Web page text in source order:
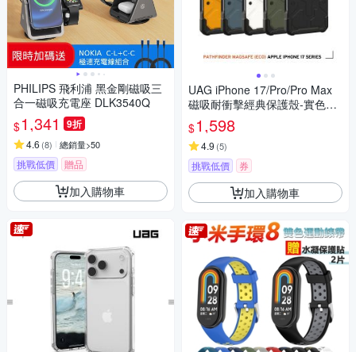
PHILIPS 飛利浦 黑金剛磁吸三
合一磁吸充電座 DLK3540Q
$1,341 9折
4.6 (8) 總銷量>50
挑戰低價 贈品
加入購物車
UAG iPhone 17/Pro/Pro Max
磁吸耐衝擊經典保護殼-實色款
(支援MagSafe 手機殼)
$1,598
4.9 (5)
挑戰低價 券
加入購物車